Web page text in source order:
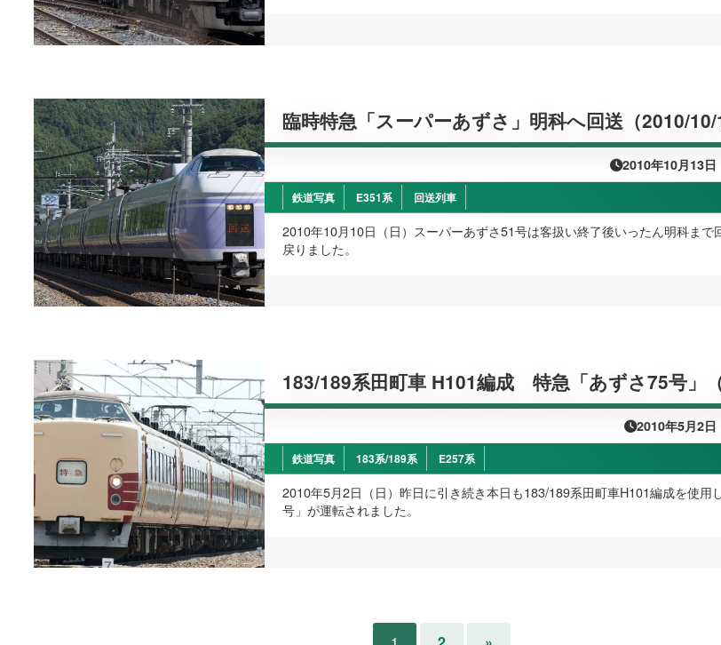
臨時特急「スーパーあずさ」明科へ回送（2010/10/
2010年10月13日
鉄道写真 E351系 回送列車
2010年10月10日（日）スーパーあずさ51号は客扱い終了後いったん明科まで
戻りました。
183/189系田町車 H101編成 特急「あずさ75号」（
2010年5月2日
鉄道写真 183系/189系 E257系
2010年5月2日（日）昨日に引き続き本日も183/189系田町車H101編成を使用
号」が運転されました。